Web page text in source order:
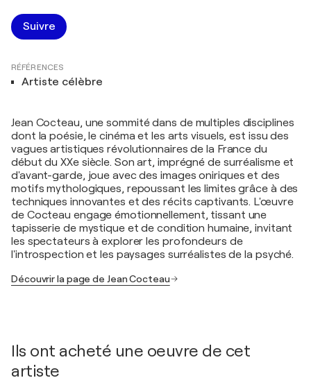
Suivre
RÉFÉRENCES
Artiste célèbre
Jean Cocteau, une sommité dans de multiples disciplines
dont la poésie, le cinéma et les arts visuels, est issu des
vagues artistiques révolutionnaires de la France du
début du XXe siècle. Son art, imprégné de surréalisme et
d'avant-garde, joue avec des images oniriques et des
motifs mythologiques, repoussant les limites grâce à des
techniques innovantes et des récits captivants. L'œuvre
de Cocteau engage émotionnellement, tissant une
tapisserie de mystique et de condition humaine, invitant
les spectateurs à explorer les profondeurs de
l'introspection et les paysages surréalistes de la psyché.
Découvrir la page de Jean Cocteau
Ils ont acheté une oeuvre de cet
artiste